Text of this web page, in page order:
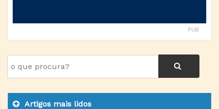
PUB
Artigos mais lidos